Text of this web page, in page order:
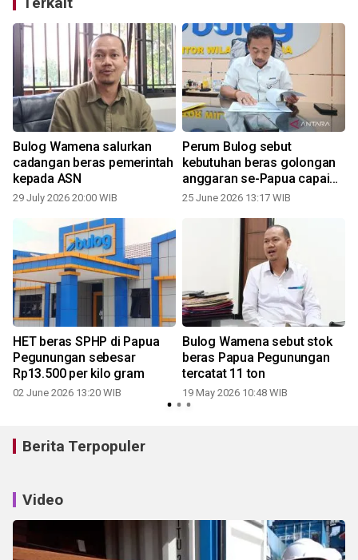
Bulog Wamena salurkan
cadangan beras pemerintah
kepada ASN
29 July 2026 20:00 WIB
Perum Bulog sebut
kebutuhan beras golongan
anggaran se-Papua capai
5.000 ton sebulan
25 June 2026 13:17 WIB
HET beras SPHP di Papua
Pegunungan sebesar
Rp13.500 per kilo gram
02 June 2026 13:20 WIB
Bulog Wamena sebut stok
beras Papua Pegunungan
tercatat 11 ton
19 May 2026 10:48 WIB
Berita Terpopuler
Video